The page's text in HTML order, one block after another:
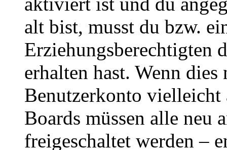
alt bist, musst du bzw.
Erziehungsberechtigten
erhalten hast. Wenn
Benutzerkonto
Boards müssen alle neu
freigeschaltet werden –